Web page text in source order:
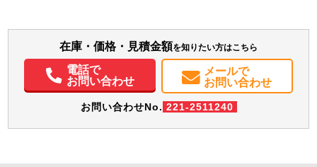
装備情報
パワステ パワーウィンドウ エアバッグ
集中ドアロック
電動格納ミラー
在庫・価格・見積金額を知りたい方はこちら
電話で
お問い合わせ
メールで
お問い合わせ
お問い合わせNo. 221-2511240